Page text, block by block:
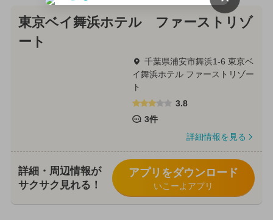
東京ベイ舞浜ホテル ファーストリゾ
ート
千葉県浦安市舞浜1-6 東京ベ
イ舞浜ホテル ファーストリゾー
ト
3.8
3件
詳細情報を見る
詳細・周辺情報が
サクサク見れる！
アプリをダウンロード
いこーよアプリ